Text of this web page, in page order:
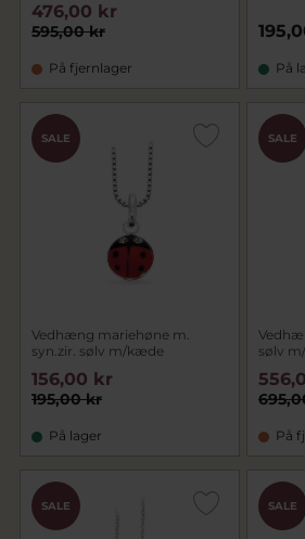
595,00 kr
476,00 kr
På fjernlager På
SALE
Vedhæng mariehøne m.
syn.zir. sølv m/kæde
195,00 kr
156,00 kr
På lager
SALE
sølv
På
SALE SALE